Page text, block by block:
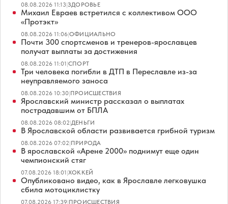
08.08.2026 11:13|ЗДОРОВЬЕ
Михаил Евраев встретился с коллективом ООО
«Протэкт»
08.08.2026 11:06|ОФИЦИАЛЬНО
Почти 300 спортсменов и тренеров-ярославцев
получат выплаты за достижения
08.08.2026 11:01|СПОРТ
Три человека погибли в ДТП в Переславле из-за
неуправляемого заноса
08.08.2026 10:30|ПРОИСШЕСТВИЯ
Ярославский министр рассказал о выплатах
пострадавшим от БПЛА
08.08.2026 08:02|ДЕНЬГИ
В Ярославской области развивается грибной туризм
08.08.2026 07:02|ПРИРОДА
В ярославской «Арене 2000» поднимут еще один
чемпионский стяг
07.08.2026 18:01|ХОККЕЙ
Опубликовано видео, как в Ярославле легковушка
сбила мотоциклистку
07.08.2026 17:39|ПРОИСШЕСТВИЯ